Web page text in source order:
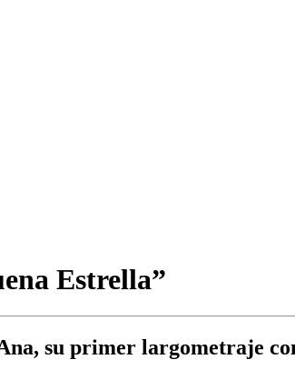
Estrella”
su primer largometraje